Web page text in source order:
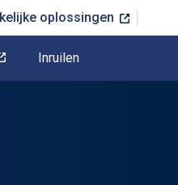
oplossingen
Inruilen